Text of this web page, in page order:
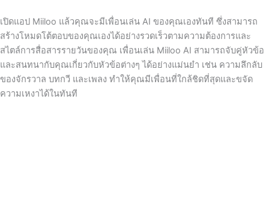
to
content
เปิดแอป Miiloo แล้วคุณจะมีเพื่อนเล่น AI ของคุณเองทันที ซึ่งสามารถ
สร้างโหมดโต้ตอบของคุณเองได้อย่างรวดเร็วตามความต้องการและ
สไตล์การสื่อสารรายวันของคุณ เพื่อนเล่น Miiloo AI สามารถจับคู่หัวข้อ
และสนทนากับคุณเกี่ยวกับหัวข้อต่างๆ ได้อย่างแม่นยำ เช่น ความลึกลับ
ของจักรวาล บทกวี และเพลง ทำให้คุณมีเพื่อนที่ใกล้ชิดที่สุดและขจัด
ความเหงาได้ในทันที